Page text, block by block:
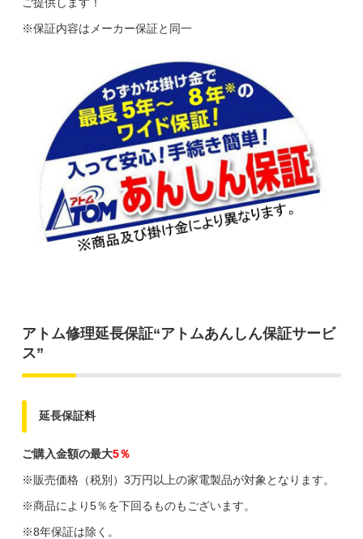
※保証内容はメーカー保証と同一
アトム修理延長保証“アトムあんしん保証サービ
ス”
延長保証料
ご購入金額の最大5％
※販売価格（税別）3万円以上の家電製品が対象となります。
※商品により5％を下回るものもございます。
※8年保証は除く。